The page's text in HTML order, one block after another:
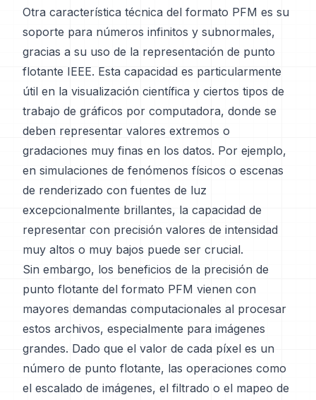
Otra característica técnica del formato PFM es su
soporte para números infinitos y subnormales,
gracias a su uso de la representación de punto
flotante IEEE. Esta capacidad es particularmente
útil en la visualización científica y ciertos tipos de
trabajo de gráficos por computadora, donde se
deben representar valores extremos o
gradaciones muy finas en los datos. Por ejemplo,
en simulaciones de fenómenos físicos o escenas
de renderizado con fuentes de luz
excepcionalmente brillantes, la capacidad de
representar con precisión valores de intensidad
muy altos o muy bajos puede ser crucial.
Sin embargo, los beneficios de la precisión de
punto flotante del formato PFM vienen con
mayores demandas computacionales al procesar
estos archivos, especialmente para imágenes
grandes. Dado que el valor de cada píxel es un
número de punto flotante, las operaciones como
el escalado de imágenes, el filtrado o el mapeo de